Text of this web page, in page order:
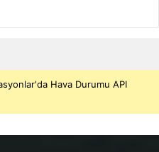
Hava Durumu API